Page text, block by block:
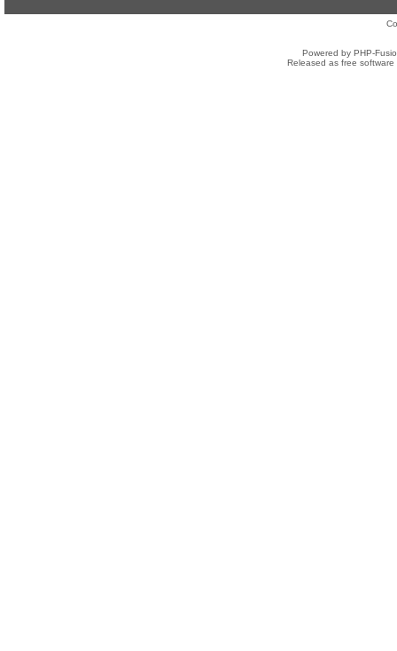
Powered by PHP-
Released as free